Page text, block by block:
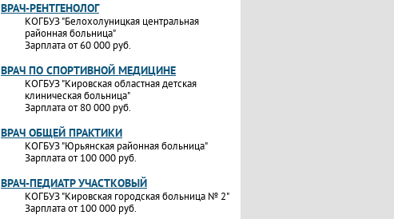
ВРАЧ-РЕНТГЕНОЛОГ
КОГБУЗ "Белохолуницкая центральная
районная больница"
Зарплата от 60 000 руб.
ВРАЧ ПО СПОРТИВНОЙ МЕДИЦИНЕ
КОГБУЗ "Кировская областная детская
клиническая больница"
Зарплата от 80 000 руб.
ВРАЧ ОБЩЕЙ ПРАКТИКИ
КОГБУЗ "Юрьянская районная больница"
Зарплата от 100 000 руб.
ВРАЧ-ПЕДИАТР УЧАСТКОВЫЙ
КОГБУЗ "Кировская городская больница № 2"
Зарплата от 100 000 руб.